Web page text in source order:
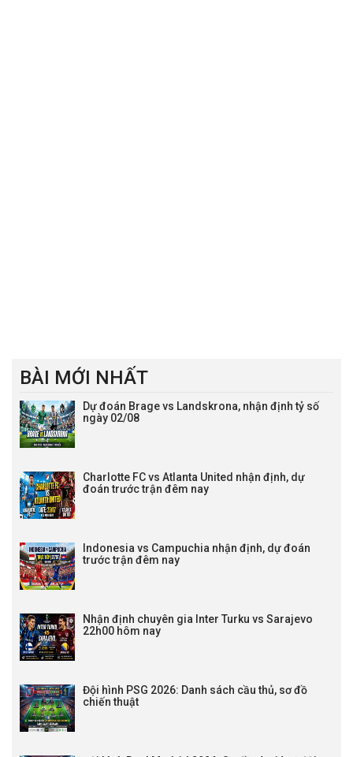
BÀI MỚI NHẤT
Dự đoán Brage vs Landskrona, nhận định tỷ số
ngày 02/08
Charlotte FC vs Atlanta United nhận định, dự
đoán trước trận đêm nay
Indonesia vs Campuchia nhận định, dự đoán
trước trận đêm nay
Nhận định chuyên gia Inter Turku vs Sarajevo
22h00 hôm nay
Đội hình PSG 2026: Danh sách cầu thủ, sơ đồ
chiến thuật